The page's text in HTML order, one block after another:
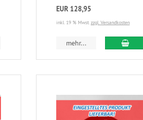
EUR 128,95
inkl. 19 % Mwst. zzgl. Versandkosten
mehr...